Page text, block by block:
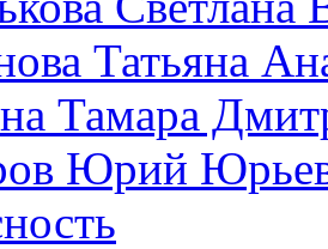
Татьяна
Тамара
Юрий